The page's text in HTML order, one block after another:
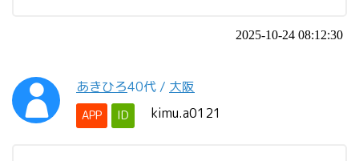
2025-10-24 08:12:30
あきひろ40代 / 大阪
APP ID kimu.a0121